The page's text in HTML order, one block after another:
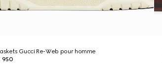
Gucci Re-Web pour homme
950